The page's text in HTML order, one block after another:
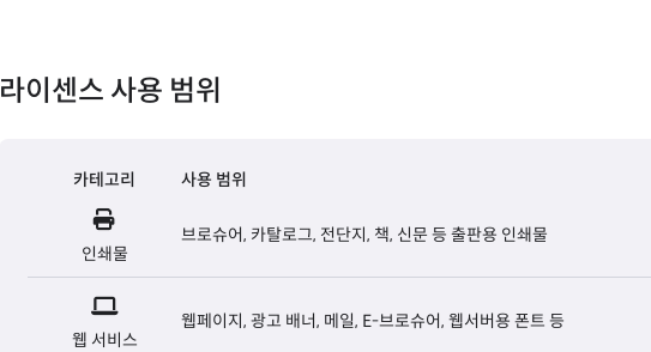
라이센스 사용 범위
카테고리 사용 범위
인쇄물
브로슈어, 카탈로그, 전단지, 책, 신문 등 출판용 인쇄물
웹 서비스
웹페이지, 광고 배너, 메일, E-브로슈어, 웹서버용 폰트 등